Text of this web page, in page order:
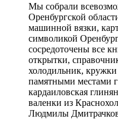
Мы собрали
Оренбургской
машинной вязки,
символикой
сосредоточены все
открытки,
холодильник,
памятными местами
кардаиловская
валенки из
Людмилы